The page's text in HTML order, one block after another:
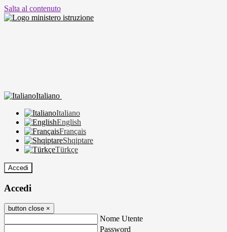
Salta al contenuto
Italiano
Italiano
English
Français
Shqiptare
Türkçe
Accedi
Accedi
button close ×
Nome Utente
Password